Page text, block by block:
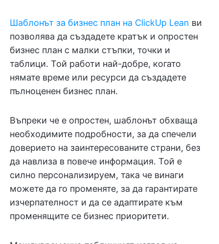
Шаблонът за бизнес план на ClickUp Lean ви
позволява да създадете кратък и опростен
бизнес план с малки стъпки, точки и
таблици. Той работи най-добре, когато
нямате време или ресурси да създадете
пълноценен бизнес план.
Въпреки че е опростен, шаблонът обхваща
необходимите подробности, за да спечели
доверието на заинтересованите страни, без
да навлиза в повече информация. Той е
силно персонализируем, така че винаги
можете да го променяте, за да гарантирате
изчерпателност и да се адаптирате към
променящите се бизнес приоритети.